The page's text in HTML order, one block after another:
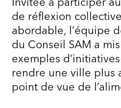
de réflexion
abordable, l’équipe
du Conseil SAM a
exemples
rendre une ville plus
point de vue de